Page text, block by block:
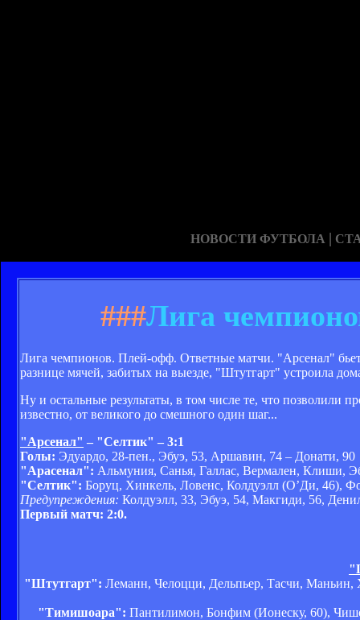
НОВОСТИ ФУТБОЛА |
###Лига
Лига чемпионов. Плей-офф. Ответные матчи. "Арсенал"
разнице мячей, забитых на выезде, "Штутгарт" устроила
Ну и остальные результаты, в том числе те, что позволили
известно, от великого до смешного один шаг...
"Арсенал" – "Селтик" – 3:1
Голы: Эдуардо, 28-пен., Эбуэ, 53, Аршавин, 74 – Донати, 90
"Арасенал": Альмуния, Санья, Галлас, Вермален, Клиши,
"Селтик": Боруц, Хинкель, Ловенс, Колдуэлл (О’Ди, 46),
Предупреждения: Колдуэлл, 33, Эбуэ, 54, Макгиди, 56,
Первый матч: 2:0.
"Штутгарт": Леманн, Челоцци, Дельпьер, Тасчи,
"Тимишоара": Пантилимон, Бонфим (Ионеску, 60),